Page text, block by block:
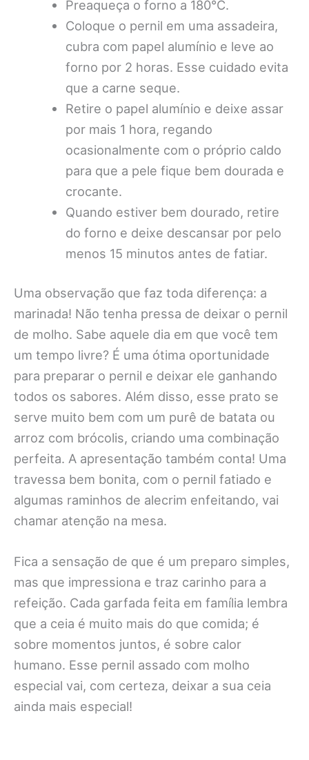
Preaqueça o forno a 180°C.
Coloque o pernil em uma assadeira,
cubra com papel alumínio e leve ao
forno por 2 horas. Esse cuidado evita
que a carne seque.
Retire o papel alumínio e deixe assar
por mais 1 hora, regando
ocasionalmente com o próprio caldo
para que a pele fique bem dourada e
crocante.
Quando estiver bem dourado, retire
do forno e deixe descansar por pelo
menos 15 minutos antes de fatiar.
Uma observação que faz toda diferença: a
marinada! Não tenha pressa de deixar o pernil
de molho. Sabe aquele dia em que você tem
um tempo livre? É uma ótima oportunidade
para preparar o pernil e deixar ele ganhando
todos os sabores. Além disso, esse prato se
serve muito bem com um purê de batata ou
arroz com brócolis, criando uma combinação
perfeita. A apresentação também conta! Uma
travessa bem bonita, com o pernil fatiado e
algumas raminhos de alecrim enfeitando, vai
chamar atenção na mesa.
Fica a sensação de que é um preparo simples,
mas que impressiona e traz carinho para a
refeição. Cada garfada feita em família lembra
que a ceia é muito mais do que comida; é
sobre momentos juntos, é sobre calor
humano. Esse pernil assado com molho
especial vai, com certeza, deixar a sua ceia
ainda mais especial!